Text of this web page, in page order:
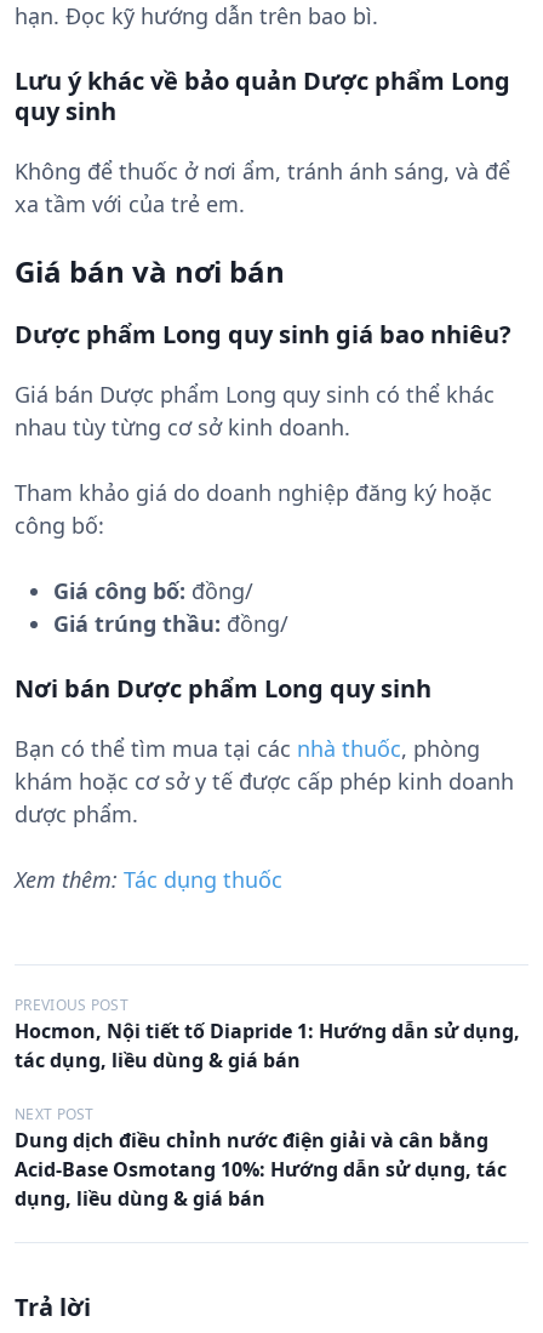
hạn. Đọc kỹ hướng dẫn trên bao bì.
Lưu ý khác về bảo quản Dược phẩm Long
quy sinh
Không để thuốc ở nơi ẩm, tránh ánh sáng, và để
xa tầm với của trẻ em.
Giá bán và nơi bán
Dược phẩm Long quy sinh giá bao nhiêu?
Giá bán Dược phẩm Long quy sinh có thể khác
nhau tùy từng cơ sở kinh doanh.
Tham khảo giá do doanh nghiệp đăng ký hoặc
công bố:
Giá công bố: đồng/
Giá trúng thầu: đồng/
Nơi bán Dược phẩm Long quy sinh
Bạn có thể tìm mua tại các nhà thuốc, phòng
khám hoặc cơ sở y tế được cấp phép kinh doanh
dược phẩm.
Xem thêm: Tác dụng thuốc
Đ
i
u
h
ư
g
PREVIOUS POST
Hocmon, Nội tiết tố Diapride 1: Hướng dẫn sử dụng,
tác dụng, liều dùng & giá bán
NEXT POST
Dung dịch điều chỉnh nước điện giải và cân bằng
Acid-Base Osmotang 10%: Hướng dẫn sử dụng, tác
dụng, liều dùng & giá bán
Trả lời